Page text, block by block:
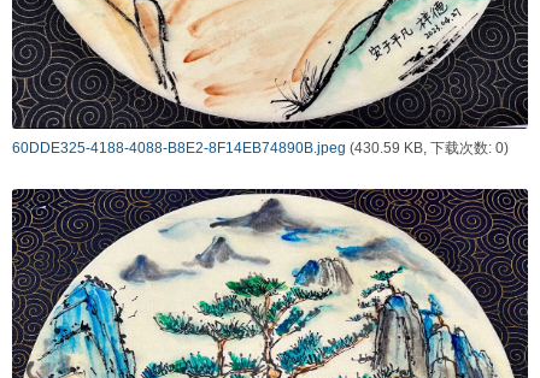
60DDE325-4188-4088-B8E2-8F14EB74890B.jpeg (430.59 KB, 下载次数: 0)